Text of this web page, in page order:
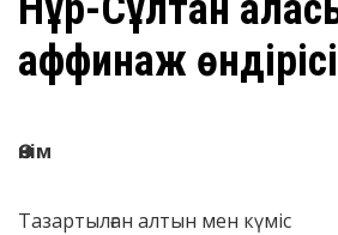
аффинаж өндірісі
Өнім
Тазартылған алтын мен күміс